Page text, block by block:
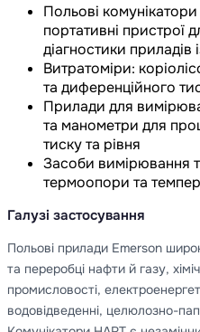
Польові
портативні пристрої
діагностики приладів
Витратоміри:
та диференційного
Прилади для
та манометри для
тиску та рівня
Засоби вимірювання
термоопори та
Галузі застосування
Польові прилади Emerson
та переробці нафти й газу,
промисловості,
водовідведенні, целюлозно-